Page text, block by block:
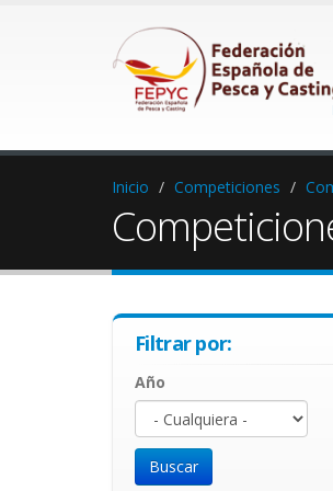
Inicio Competiciones
Filtrar por:
Año
Año
Year